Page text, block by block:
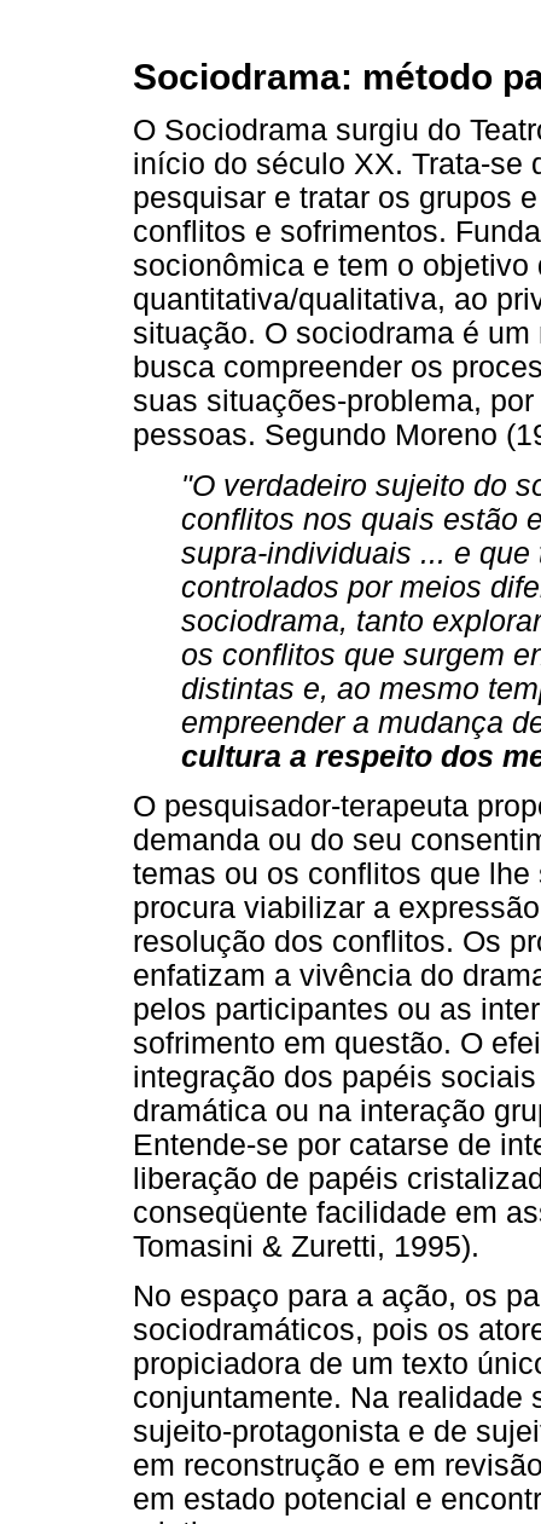
Sociodrama: método
O Sociodrama surgiu do
início do século XX. Trata-se
pesquisar e tratar os grupos
conflitos e sofrimentos.
socionômica e tem o
quantitativa/qualitativa, ao
situação. O sociodrama é
busca compreender os
suas situações-problema,
pessoas. Segundo Moreno
"O verdadeiro sujeito do
conflitos nos quais estão
supra-individuais ... e
controlados por meios
sociodrama, tanto
os conflitos que surgem
distintas e, ao mesmo
empreender a mudança
cultura a respeito dos
O pesquisador-terapeuta
demanda ou do seu
temas ou os conflitos que
procura viabilizar a
resolução dos conflitos. Os
enfatizam a vivência do
pelos participantes ou as
sofrimento em questão. O
integração dos papéis
dramática ou na interação
Entende-se por catarse de
liberação de papéis
conseqüente facilidade em
Tomasini & Zuretti, 1995).
No espaço para a ação, os
sociodramáticos, pois os
propiciadora de um texto
conjuntamente. Na realidade
sujeito-protagonista e de
em reconstrução e em
em estado potencial e